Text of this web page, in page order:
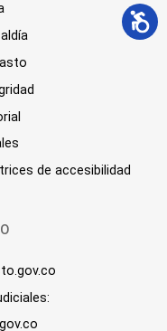
de accesibilidad